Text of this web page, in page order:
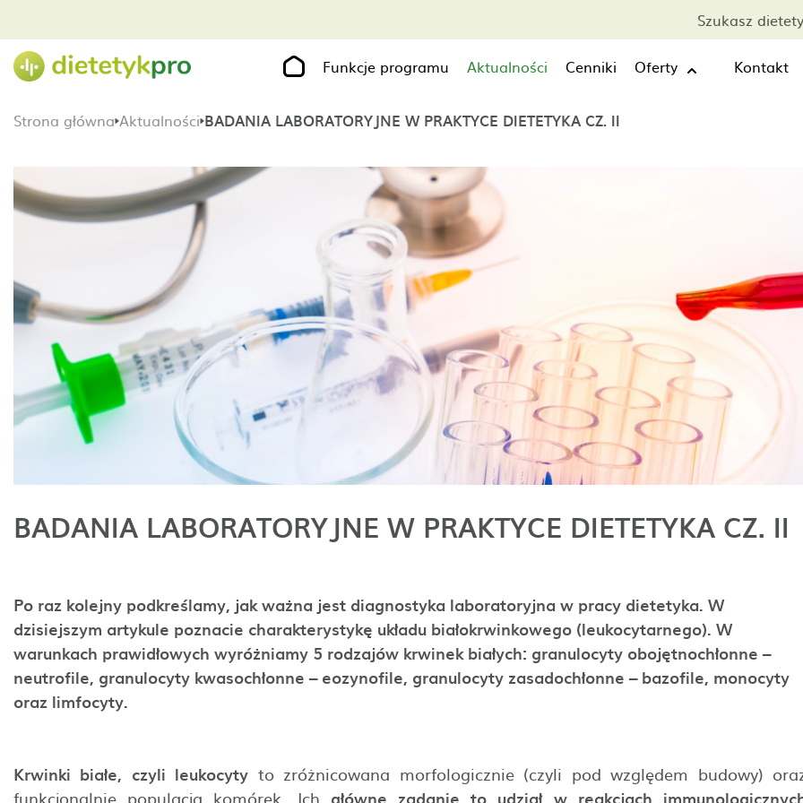
Szukasz
Funkcje programu Aktualności Cenniki Oferty Kontakt
Strona główna Aktualności BADANIA LABORATORYJNE W PRAKTYCE DIETETYKA CZ. II
BADANIA LABORATORYJNE W PRAKTYCE DIETETYKA CZ. II
Po raz kolejny podkreślamy, jak ważna jest diagnostyka laboratoryjna w pracy dietetyka. W
dzisiejszym artykule poznacie charakterystykę układu białokrwinkowego (leukocytarnego). W
warunkach prawidłowych wyróżniamy 5 rodzajów krwinek białych: granulocyty obojętnochłonne –
neutrofile, granulocyty kwasochłonne – eozynofile, granulocyty zasadochłonne – bazofile, monocyty
oraz limfocyty.
Krwinki białe, czyli leukocyty to zróżnicowana morfologicznie (czyli pod względem budowy)
funkcjonalnie populacja komórek. Ich główne zadanie to udział w reakcjach